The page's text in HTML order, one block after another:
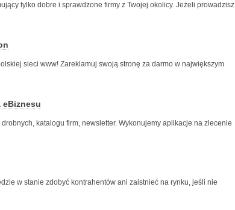
tylko dobre i sprawdzone firmy z Twojej okolicy. Jeżeli prowadzisz
sieci www! Zareklamuj swoją stronę za darmo w największym
eBiznesu
katalogu firm, newsletter. Wykonujemy aplikacje na zlecenie
w stanie zdobyć kontrahentów ani zaistnieć na rynku, jeśli nie